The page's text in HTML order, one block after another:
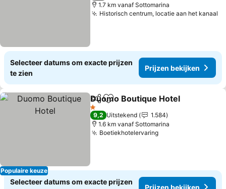
1.7 km vanaf Sottomarina
Historisch centrum, locatie aan het kanaal
Selecteer datums om exacte prijzen
te zien
Prijzen bekijken
Populaire keuze
DelenToevoegen aan favorieten
Duomo Boutique Hotel
1 Sterren
9,2 Uitstekend
1.584
1.6 km vanaf Sottomarina
Boetiekhotelervaring
Selecteer datums om exacte prijzen
Prijzen bekijken